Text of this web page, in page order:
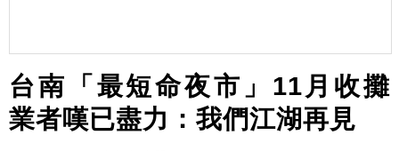
台南「最短命夜市」11月收攤
業者嘆已盡力：我們江湖再見